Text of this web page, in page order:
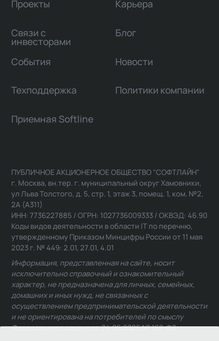
Проекты
Связи с
инвесторами
Карьера
Блог
События Новости
Техподдержка Политики компании
Приемная Softline
ПУБЛИЧНОЕ АКЦИОНЕРНОЕ ОБЩЕСТВО "СОФТЛАЙН"
г. Москва, вн.тер. г. муниципальный округ Хамовники,
ул Льва Толстого, д. 5, стр. 1, этаж 3, помещ. 1, ком. №2,
2А (А311)
ИНН: 7736227885 / ОГРН: 1027736009333 / ОКВЭД: 46.90
Коды видов деятельности в области IT по перечню,
утвержденному Приказом Минцифры России от 11 мая
2023 г. № 449: 2.01, 27.01, 4.01
Информация, представленная на сайте, носит
исключительно справочный и ознакомительный
характер, не предназначена для личных, семейных,
домашних и иных нужд, не связанных с
осуществлением предпринимательской деятельности
и не ориентирована на потребителей по смыслу
Федерального закона от 24.06.2025 № 168-ФЗ.